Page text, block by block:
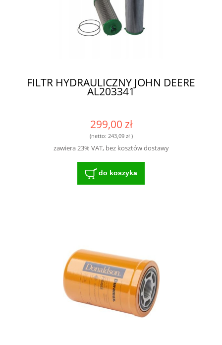
FILTR HYDRAULICZNY JOHN DEERE
AL203341
299,00 zł
(netto: 243,09 zł)
zawiera 23% VAT, bez kosztów dostawy
do koszyka